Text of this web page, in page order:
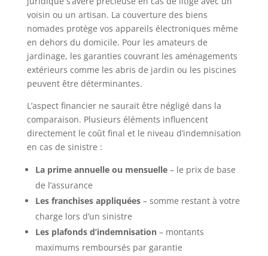
voisin ou un artisan. La couverture des biens
nomades protège vos appareils électroniques même
en dehors du domicile. Pour les amateurs de
jardinage, les garanties couvrant les aménagements
extérieurs comme les abris de jardin ou les piscines
peuvent être déterminantes.
L’aspect financier ne saurait être négligé dans la
comparaison. Plusieurs éléments influencent
directement le coût final et le niveau d’indemnisation
en cas de sinistre :
La prime annuelle ou mensuelle– le prix de base
de l’assurance
Les franchises appliquées– somme restant à votre
charge lors d’un sinistre
Les plafonds d’indemnisation– montants
maximums remboursés par garantie